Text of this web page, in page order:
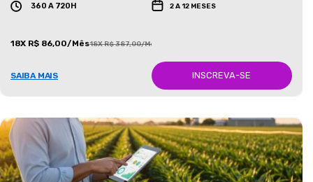
360 A 720H 2 A 12 MESES
18X R$ 86,00/Mês18X R$ 387,00/Mês
SAIBA MAIS INSCREVA-SE